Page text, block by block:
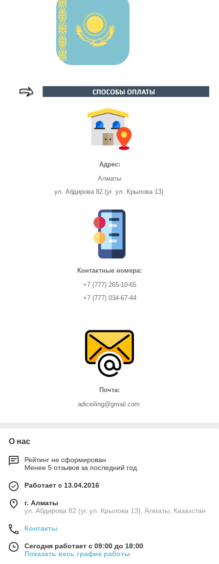
Адрес:
Алматы
ул. Абдирова 82 (уг. ул. Крылова 13)
Контактные номера:
+7 (777) 265-10-65
+7 (777) 034-67-44
Почта:
adiceiling@gmail.com
О нас
Рейтинг не сформирован
Менее 5 отзывов за последний год
Работает с 13.04.2016
г. Алматы
ул. Абдирова 82 (уг. ул. Крылова 13), Алматы, Казахстан
Контакты
Сегодня работает с 09:00 до 18:00
Показать весь график работы